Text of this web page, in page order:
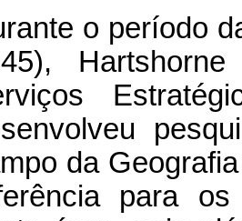
o período
da
para os